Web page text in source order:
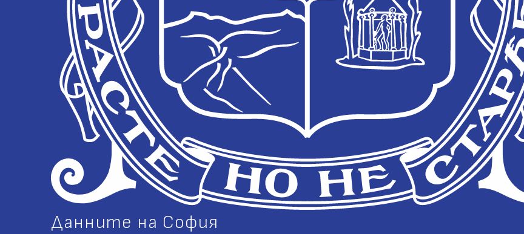
Данните на София